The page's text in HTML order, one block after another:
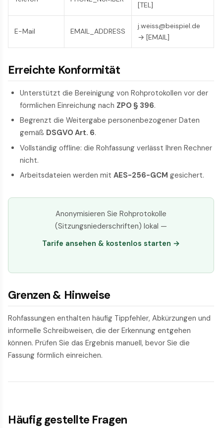
[TEL]
E-Mail EMAIL_ADDRESS
j.weiss@beispiel.de
→ [EMAIL]
Erreichte Konformität
Unterstützt die Bereinigung von Rohprotokollen vor der
förmlichen Einreichung nach ZPO § 396.
Begrenzt die Weitergabe personenbezogener Daten
gemäß DSGVO Art. 6.
Vollständig offline: die Rohfassung verlässt Ihren Rechner
nicht.
Arbeitsdateien werden mit AES-256-GCM gesichert.
Anonymisieren Sie Rohprotokolle
(Sitzungsniederschriften) lokal —
Tarife ansehen & kostenlos starten →
Grenzen & Hinweise
Rohfassungen enthalten häufig Tippfehler, Abkürzungen und
informelle Schreibweisen, die der Erkennung entgehen
können. Prüfen Sie das Ergebnis manuell, bevor Sie die
Fassung förmlich einreichen.
Häufig gestellte Fragen